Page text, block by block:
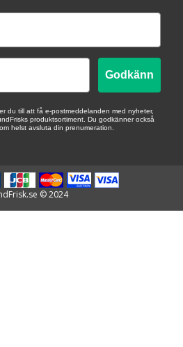
Godkänn
du till att få e-postmeddelanden med nyheter,
produktsortiment. Du godkänner också
helst avsluta din prenumeration.
© 2024